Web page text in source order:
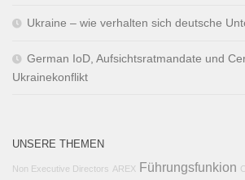
Ukraine – wie verhalten sich deutsche
German IoD, Aufsichtsratmandate und
Ukrainekonflikt
UNSERE THEMEN
Non Executive Directors AREX Führungsfunkion